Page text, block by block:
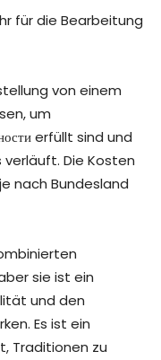
für die Bearbeitung
von einem
um
erfüllt sind und
Die Kosten
nach Bundesland
sie ist ein
und den
Es ist ein
Traditionen zu